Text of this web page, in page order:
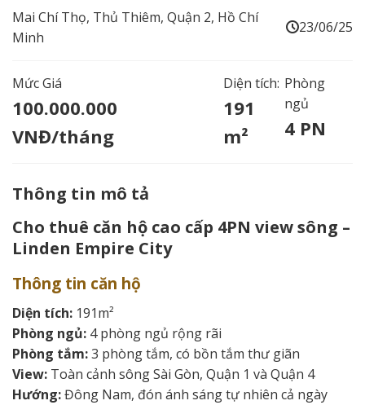
Mai Chí Thọ, Thủ Thiêm, Quận 2, Hồ Chí
Minh
23/06/25
Mức Giá
100.000.000
VNĐ/tháng
Diện tích:
191
m²
Phòng
ngủ
4 PN
Thông tin mô tả
Cho thuê căn hộ cao cấp 4PN view sông –
Linden Empire City
Thông tin căn hộ
Diện tích: 191m²
Phòng ngủ: 4 phòng ngủ rộng rãi
Phòng tắm:3 phòng tắm, có bồn tắm thư giãn
View: Toàn cảnh sông Sài Gòn, Quận 1 và Quận 4
Hướng:Đông Nam, đón ánh sáng tự nhiên cả ngày